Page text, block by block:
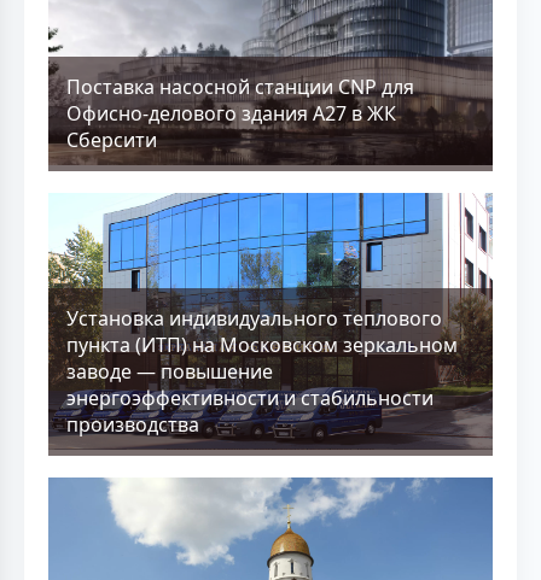
Поставка насосной станции CNP для
Офисно-делового здания А27 в ЖК
Сберсити
Установка индивидуального теплового
пункта (ИТП) на Московском зеркальном
заводе — повышение
энергоэффективности и стабильности
производства